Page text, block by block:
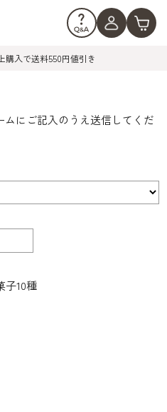
購入で送料550円値引き
にご記入のうえ送信してくだ
子10種